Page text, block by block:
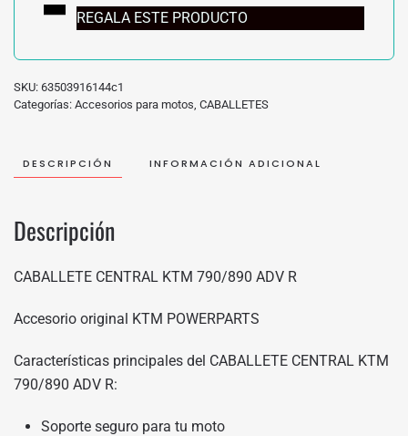
REGALA ESTE PRODUCTO
SKU: 63503916144c1
Categorías: Accesorios para motos, CABALLETES
DESCRIPCIÓN INFORMACIÓN ADICIONAL
Descripción
CABALLETE CENTRAL KTM 790/890 ADV R
Accesorio original KTM POWERPARTS
Características principales del CABALLETE CENTRAL KTM
790/890 ADV R:
Soporte seguro para tu moto